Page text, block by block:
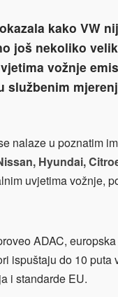
kako VW
još nekoliko
vožnje
službenim
nalaze u poznatim
Hyundai,
uvjetima vožnje,
ADAC,
ispuštaju do 10
i standarde EU.